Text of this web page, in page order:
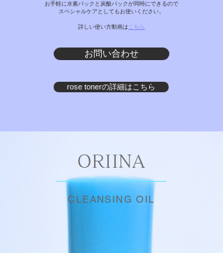
お手軽に水素パックと炭酸パックが同時にできるので
スペシャルケアとしてもお使いください。
詳しい使い方動画は こちら
お問い合わせ
rose tonerの詳細はこちら
ORIINA
CLEANSING OIL